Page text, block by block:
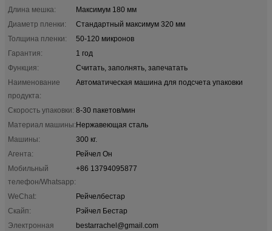
Длина мешка:
Максимум 180 мм
Диаметр пленки:
Стандартный максимум 320 мм
Толщина пленки:
50-120 микронов
Гарантия:
1 год
Функция:
Считать, заполнять, запечатать
Наименование
продукта:
Автоматическая машина для подсчета упаковки
Скорость упаковки: 8-30 пакетов/мин
Материал машины:Нержавеющая сталь
Машины:
300 кг.
Агента:
Рейчел Он
Мобильный
телефон/Whatsapp:
+86 13794095877
WeChat:
Рейчелбестар
Скайп:
Рэйчел Бестар
Электронная
bestarrachel@gmail.com